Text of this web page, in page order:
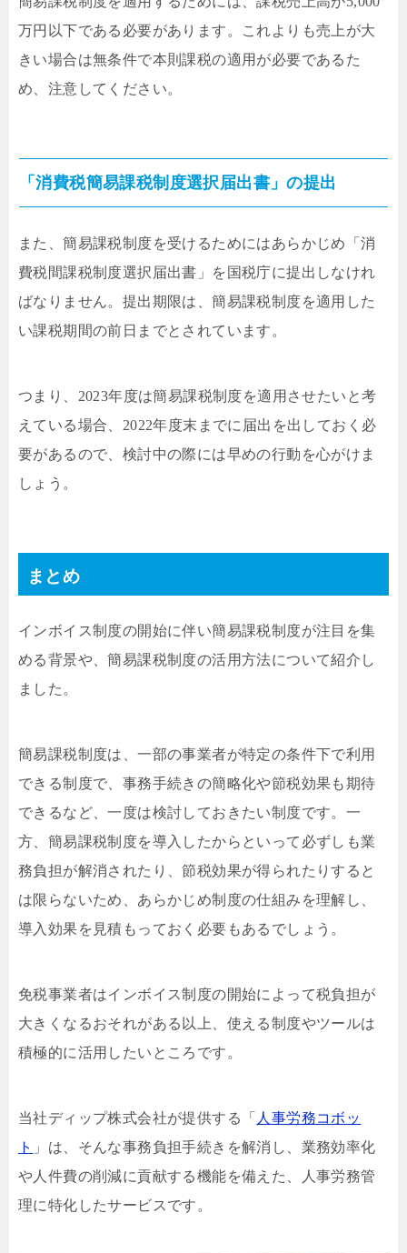
万円以下である必要があります。これよりも売上が大
きい場合は無条件で本則課税の適用が必要であるた
め、注意してください。
「消費税簡易課税制度選択届出書」の提出
また、簡易課税制度を受けるためにはあらかじめ「消
費税間課税制度選択届出書」を国税庁に提出しなけれ
ばなりません。提出期限は、簡易課税制度を適用した
い課税期間の前日までとされています。
つまり、2023年度は簡易課税制度を適用させたいと考
えている場合、2022年度末までに届出を出しておく必
要があるので、検討中の際には早めの行動を心がけま
しょう。
まとめ
インボイス制度の開始に伴い簡易課税制度が注目を集
める背景や、簡易課税制度の活用方法について紹介し
ました。
簡易課税制度は、一部の事業者が特定の条件下で利用
できる制度で、事務手続きの簡略化や節税効果も期待
できるなど、一度は検討しておきたい制度です。一
方、簡易課税制度を導入したからといって必ずしも業
務負担が解消されたり、節税効果が得られたりすると
は限らないため、あらかじめ制度の仕組みを理解し、
導入効果を見積もっておく必要もあるでしょう。
免税事業者はインボイス制度の開始によって税負担が
大きくなるおそれがある以上、使える制度やツールは
積極的に活用したいところです。
当社ディップ株式会社が提供する「 人事労務コボッ
ト 」は、そんな事務負担手続きを解消し、業務効率化
や人件費の削減に貢献する機能を備えた、人事労務管
理に特化したサービスです。